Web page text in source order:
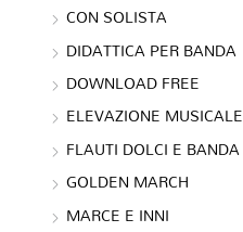
CON SOLISTA
DIDATTICA PER BANDA
DOWNLOAD FREE
ELEVAZIONE MUSICALE
FLAUTI DOLCI E BANDA
GOLDEN MARCH
MARCE E INNI